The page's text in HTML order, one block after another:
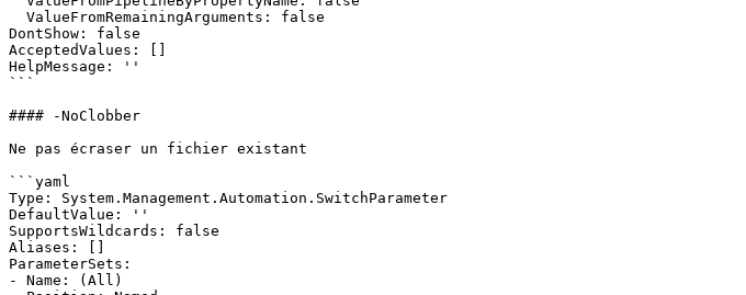
DontShow: false
AcceptedValues: []
HelpMessage: ''
```
#### -NoClobber
Ne pas écraser un fichier existant
```yaml
Type: System.Management.Automation.SwitchParameter
DefaultValue: ''
SupportsWildcards: false
Aliases: []
ParameterSets:
- Name: (All)